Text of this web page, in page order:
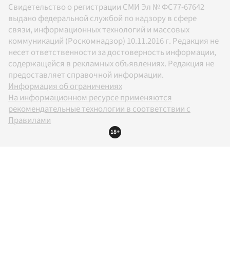
Свидетельство о регистрации СМИ Эл № ФС77-67642
выдано федеральной службой по надзору в сфере
связи, информационных технологий и массовых
коммуникаций (Роскомнадзор) 10.11.2016 г. Редакция не
несет ответственности за достоверность информации,
содержащейся в рекламных объявлениях. Редакция не
предоставляет справочной информации.
Информация об ограничениях
На информационном ресурсе применяются
рекомендательные технологии в соответствии с
Правилами
18+